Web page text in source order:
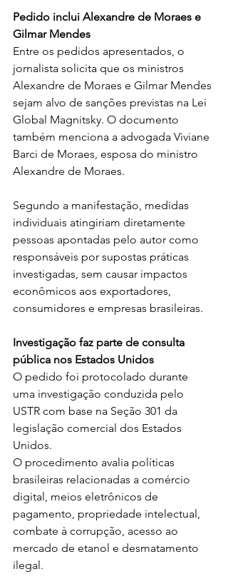
Pedido inclui Alexandre de Moraes e
Gilmar Mendes
Entre os pedidos apresentados, o
jornalista solicita que os ministros
Alexandre de Moraes e Gilmar Mendes
sejam alvo de sanções previstas na Lei
Global Magnitsky. O documento
também menciona a advogada Viviane
Barci de Moraes, esposa do ministro
Alexandre de Moraes.
Segundo a manifestação, medidas
individuais atingiriam diretamente
pessoas apontadas pelo autor como
responsáveis por supostas práticas
investigadas, sem causar impactos
econômicos aos exportadores,
consumidores e empresas brasileiras.
Investigação faz parte de consulta
pública nos Estados Unidos
O pedido foi protocolado durante
uma investigação conduzida pelo
USTR com base na Seção 301 da
legislação comercial dos Estados
Unidos.
O procedimento avalia políticas
brasileiras relacionadas a comércio
digital, meios eletrônicos de
pagamento, propriedade intelectual,
combate à corrupção, acesso ao
mercado de etanol e desmatamento
ilegal.